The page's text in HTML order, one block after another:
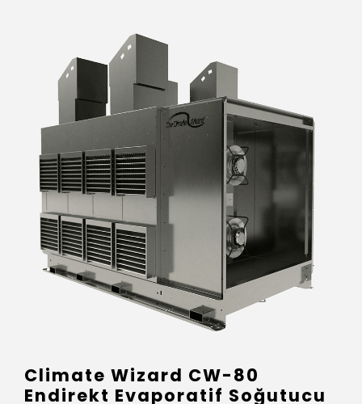
Climate Wizard CW-80
Endirekt Evaporatif Soğutucu